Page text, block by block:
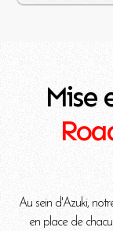
Mise
Au sein d'Azuki,
en place de